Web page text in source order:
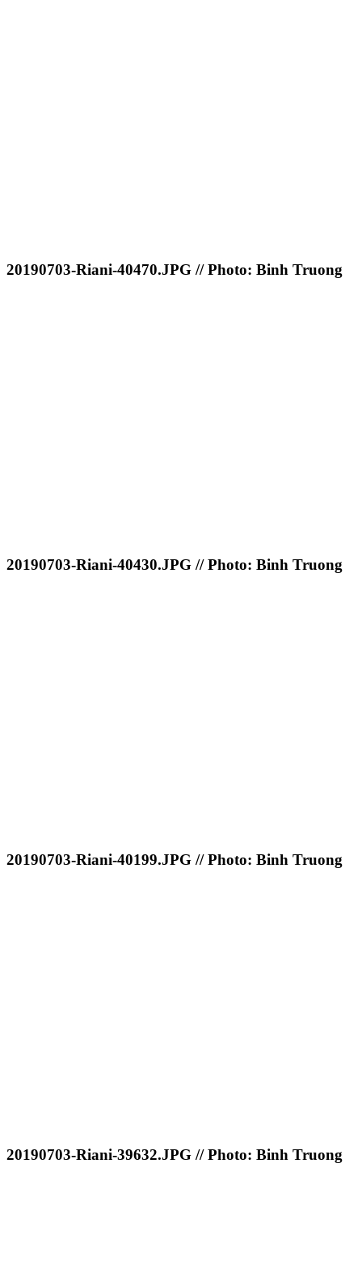
20190703-Riani-40470.JPG // Photo: Binh Truong
20190703-Riani-40430.JPG // Photo: Binh Truong
20190703-Riani-40199.JPG // Photo: Binh Truong
20190703-Riani-39632.JPG // Photo: Binh Truong